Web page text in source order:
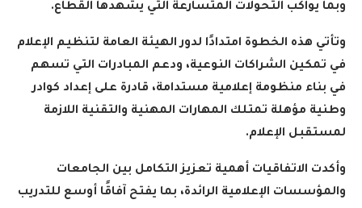
وبما يواكب التحولات المتسارعة التي يشهدها القطاع.
وتأتي هذه الخطوة امتدادًا لدور الهيئة العامة لتنظيم الإعلام
في تمكين الشراكات النوعية، ودعم المبادرات التي تسهم
في بناء منظومة إعلامية مستدامة، قادرة على إعداد كوادر
وطنية مؤهلة تمتلك المهارات المهنية والتقنية اللازمة
لمستقبل الإعلام.
وأكدت الاتفاقيات أهمية تعزيز التكامل بين الجامعات
والمؤسسات الإعلامية الرائدة، بما يفتح آفاقًا أوسع للتدريب